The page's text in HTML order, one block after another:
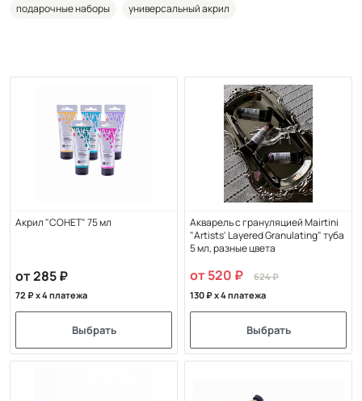
подарочные наборы
универсальный акрил
Акрил "СОНЕТ" 75 мл
от 285
72 x 4 платежа
Выбрать
Акварель с грануляцией Mairtini
"Artists' Layered Granulating" туба
5 мл, разные цвета
от 520
624
130
x 4 платежа
Выбрать